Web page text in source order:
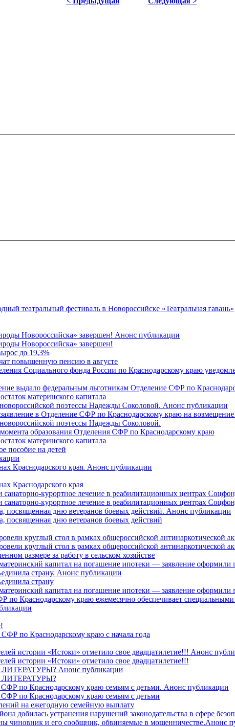
театральный фестиваль в Новороссийске «Театральная гавань»
Новороссийска» завершен! Анонс публикации
Новороссийска» завершен!
до 19,3%
повышенную пенсию в августе
Социального фонда России по Краснодарскому краю
выдало федеральным льготникам Отделение СФР по
материнского капитала
поэтессы Надежды Соколовой. Анонс публикации
в Отделение СФР по Краснодарскому краю на возмещение
поэтессы Надежды Соколовой.
образования Отделения СФР по Краснодарскому краю
материнского капитала
пособие на детей
Краснодарского края. Анонс публикации
Краснодарского края
курортное лечение в реабилитационных центрах
курортное лечение в реабилитационных центрах
посвященная дню ветеранов боевых действий. Анонс публикации
посвященная дню ветеранов боевых действий
круглый стол в рамках общероссийской
круглый стол в рамках общероссийской антинаркотической
размере за работу в сельском хозяйстве
капитал на погашение ипотеки — заявление
страну. Анонс публикации
страну
капитал на погашение ипотеки — заявление оформили
по Краснодарскому краю ежемесячно обеспечивает
по Краснодарскому краю с начала года
истории «Истоки» отметило свое двадцатилетие!!! Анонс
истории «Истоки» отметило свое двадцатилетие!!!
Анонс публикации
по Краснодарскому краю семьям с детьми. Анонс публикации
по Краснодарскому краю семьям с детьми
на ежегодную семейную выплату
добилась устранения нарушений законодательства в сфере
чиновник и его сообщник, обвиняемые в мошенничестве.Анонс